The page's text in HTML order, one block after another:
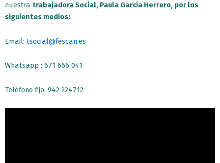
nuestra trabajadora Social, Paula García Herrero, por los
siguientes medios:
Email: tsocial@fescan.es
Whatsapp : 671 666 041
Teléfono fijo: 942 224712